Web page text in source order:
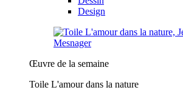
Design
Œuvre de la semaine
Toile L'amour dans la nature